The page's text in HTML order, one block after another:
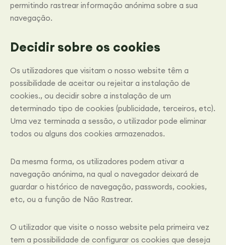
permitindo rastrear informação anónima sobre a sua
navegação.
Decidir sobre os cookies
Os utilizadores que visitam o nosso website têm a
possibilidade de aceitar ou rejeitar a instalação de
cookies., ou decidir sobre a instalação de um
determinado tipo de cookies (publicidade, terceiros, etc).
Uma vez terminada a sessão, o utilizador pode eliminar
todos ou alguns dos cookies armazenados.
Da mesma forma, os utilizadores podem ativar a
navegação anónima, na qual o navegador deixará de
guardar o histórico de navegação, passwords, cookies,
etc, ou a função de Não Rastrear.
O utilizador que visite o nosso website pela primeira vez
tem a possibilidade de configurar os cookies que deseja